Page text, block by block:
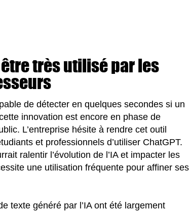
très utilisé par les
de détecter en quelques secondes si un
innovation est encore en phase de
L’entreprise hésite à rendre cet outil
et professionnels d’utiliser ChatGPT.
ralentir l’évolution de l’IA et impacter les
une utilisation fréquente pour affiner ses
texte généré par l’IA ont été largement